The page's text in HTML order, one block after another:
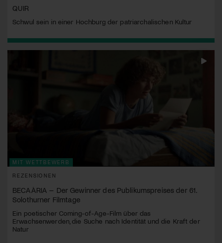
QUIR
Schwul sein in einer Hochburg der patriarchalischen Kultur
MIT WETTBEWERB
REZENSIONEN
BECAÀRIA – Der Gewinner des Publikumspreises der 61.
Solothurner Filmtage
Ein poetischer Coming-of-Age-Film über das
Erwachsenwerden, die Suche nach Identität und die Kraft der
Natur